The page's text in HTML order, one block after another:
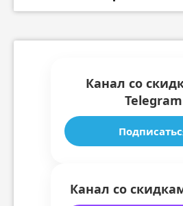
Канал со
Telegram
Канал со